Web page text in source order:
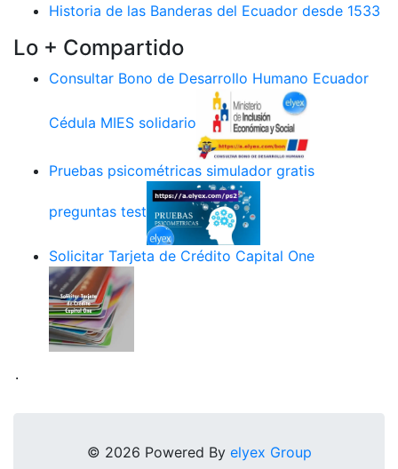
Historia de las Banderas del Ecuador desde 1533
Lo + Compartido
Consultar Bono de Desarrollo Humano Ecuador
Cédula MIES solidario
Pruebas psicométricas simulador gratis
preguntas test
Solicitar Tarjeta de Crédito Capital One
.
© 2026 Powered By elyex Group